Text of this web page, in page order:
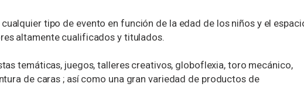
cualquier tipo de evento en función de la edad de los niños y el
altamente cualificados y titulados.
temáticas, juegos, talleres creativos, globoflexia, toro mecánico,
de caras ; así como una gran variedad de productos de